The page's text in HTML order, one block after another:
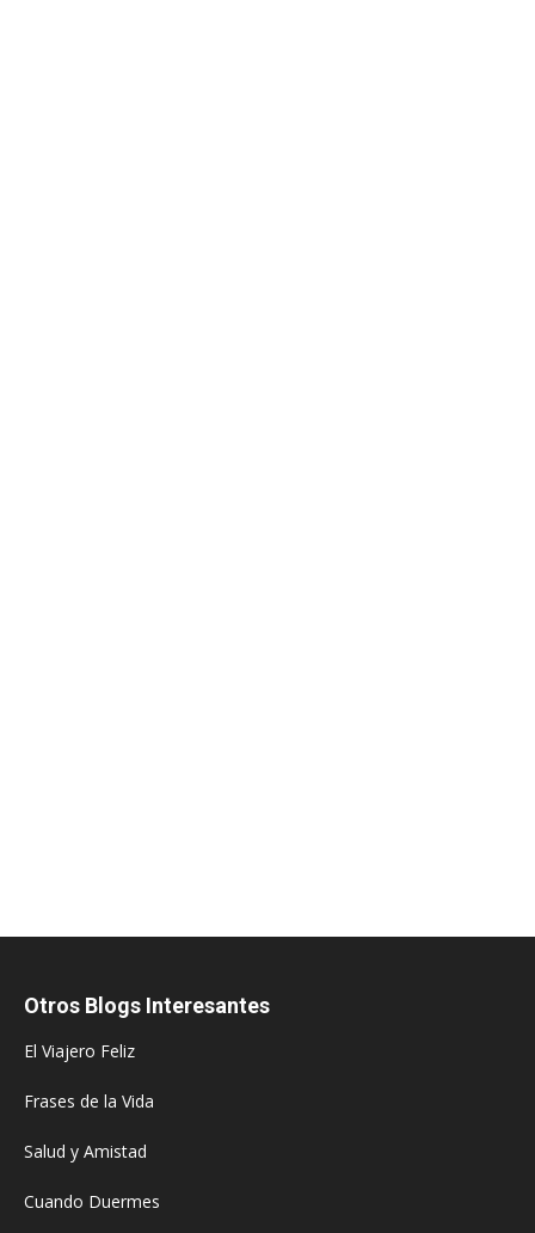
Otros Blogs Interesantes
El Viajero Feliz
Frases de la Vida
Salud y Amistad
Cuando Duermes